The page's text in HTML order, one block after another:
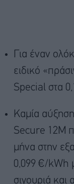
Για έναν
ειδικό
Special στα
Καμία
Secure 12M
μήνα στην
0,099 €/kWh
σιγουριά